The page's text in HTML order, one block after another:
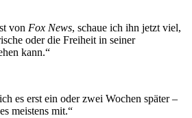
von Fox News, schaue ich ihn jetzt viel,
oder die Freiheit in seiner
kann.“
es erst ein oder zwei Wochen später –
meistens mit.“